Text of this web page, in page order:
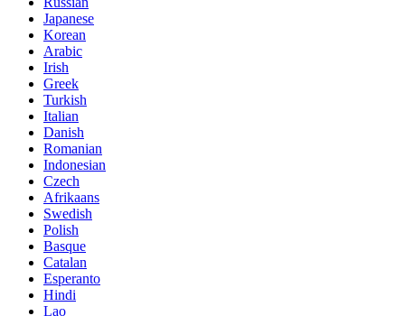
Japanese
Korean
Arabic
Irish
Greek
Turkish
Italian
Danish
Romanian
Indonesian
Czech
Afrikaans
Swedish
Polish
Basque
Catalan
Esperanto
Hindi
Lao